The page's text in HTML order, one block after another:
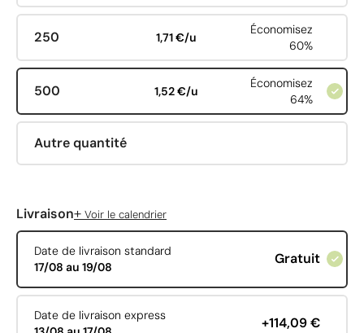
250 1,71 €/u
Économisez
60%
500 1,52 €/u
Économisez
64%
Autre quantité
Livraison+ Voir le calendrier
Date de livraison standard
17/08 au 19/08
Gratuit
Date de livraison express
+114,09 €